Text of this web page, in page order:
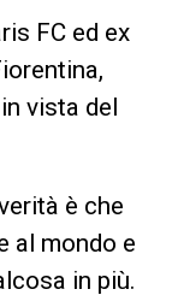
FC ed ex
vista del
è che
al mondo e
in più.